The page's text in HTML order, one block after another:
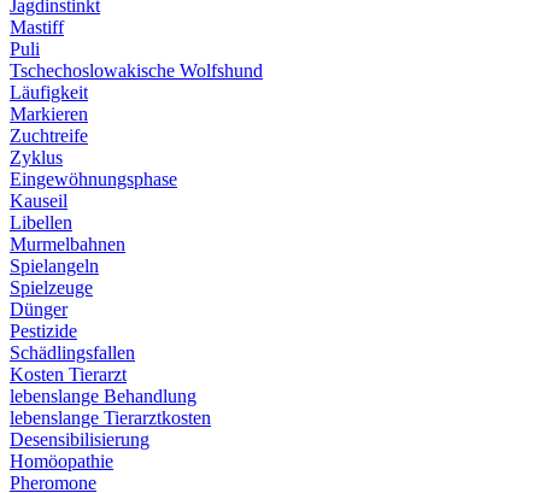
Jagdinstinkt
Mastiff
Puli
Tschechoslowakische Wolfshund
Läufigkeit
Markieren
Zuchtreife
Zyklus
Eingewöhnungsphase
Kauseil
Libellen
Murmelbahnen
Spielangeln
Spielzeuge
Dünger
Pestizide
Schädlingsfallen
Kosten Tierarzt
lebenslange Behandlung
lebenslange Tierarztkosten
Desensibilisierung
Homöopathie
Pheromone